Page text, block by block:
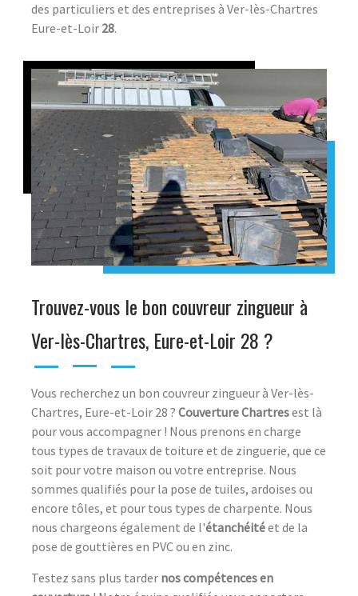
des particuliers et des entreprises à Ver-lès-Chartres
Eure-et-Loir 28.
Trouvez-vous le bon couvreur zingueur à
Ver-lès-Chartres, Eure-et-Loir 28 ?
Vous recherchez un bon couvreur zingueur à Ver-lès-
Chartres, Eure-et-Loir 28 ? Couverture Chartresest là
pour vous accompagner ! Nous prenons en charge
tous types de travaux de toiture et de zinguerie, que ce
soit pour votre maison ou votre entreprise. Nous
sommes qualifiés pour la pose de tuiles, ardoises ou
encore tôles, et pour tous types de charpente. Nous
nous chargeons également de l'étanchéitéet de la
pose de gouttières en PVC ou en zinc.
Testez sans plus tarder nos compétences en